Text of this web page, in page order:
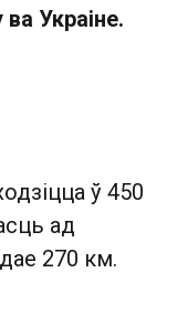
Украіне.
ў 450
ад
270 км.